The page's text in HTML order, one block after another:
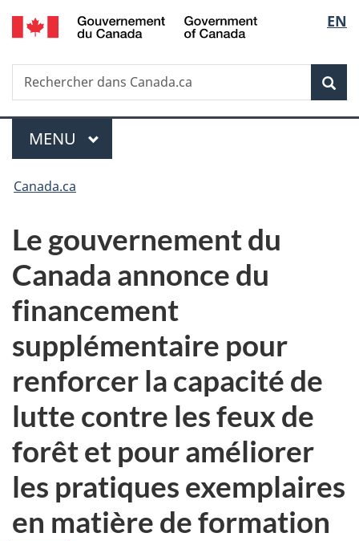
Passer
au
principal
Passer
à
Au
du
Passer
à
version
simplifiée
de
la
EN
Recherche
Rechercher
dans
Menu
MENU PRINCIPAL
Vous
ici :
Canada.ca
Le gouvernement du
Canada annonce du
financement
supplémentaire pour
renforcer la capacité de
lutte contre les feux de
forêt et pour améliorer
les pratiques exemplaires
en matière de formation